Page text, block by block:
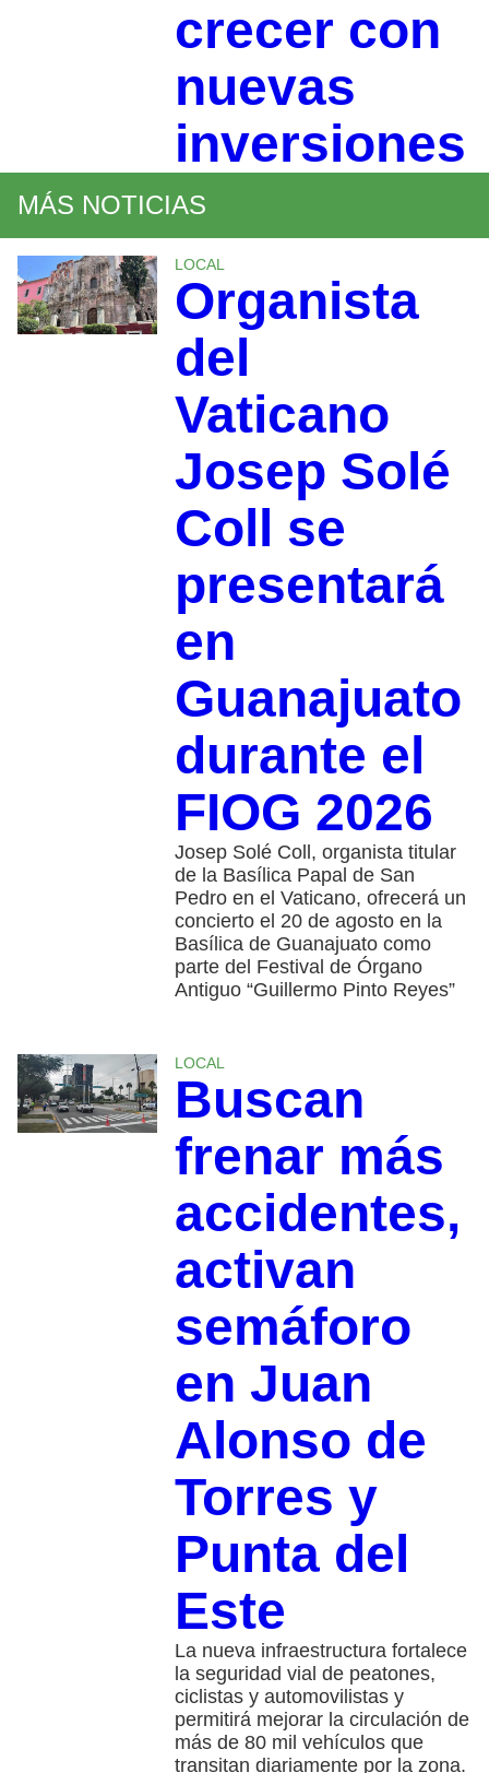
crecer con
nuevas
inversiones
MÁS NOTICIAS
LOCAL
Organista
del
Vaticano
Josep Solé
Coll se
presentará
en
Guanajuato
durante el
FIOG 2026
Josep Solé Coll, organista titular
de la Basílica Papal de San
Pedro en el Vaticano, ofrecerá un
concierto el 20 de agosto en la
Basílica de Guanajuato como
parte del Festival de Órgano
Antiguo “Guillermo Pinto Reyes”
LOCAL
Buscan
frenar más
accidentes,
activan
semáforo
en Juan
Alonso de
Torres y
Punta del
Este
La nueva infraestructura fortalece
la seguridad vial de peatones,
ciclistas y automovilistas y
permitirá mejorar la circulación de
más de 80 mil vehículos que
transitan diariamente por la zona.